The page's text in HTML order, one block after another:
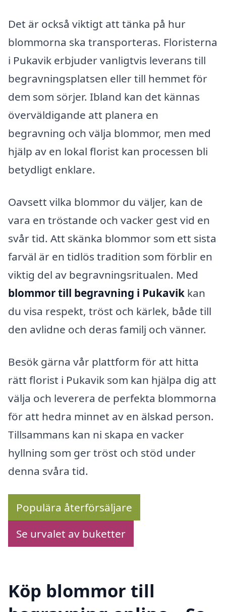
Det är också viktigt att tänka på hur
blommorna ska transporteras. Floristerna
i Pukavik erbjuder vanligtvis leverans till
begravningsplatsen eller till hemmet för
dem som sörjer. Ibland kan det kännas
överväldigande att planera en
begravning och välja blommor, men med
hjälp av en lokal florist kan processen bli
betydligt enklare.
Oavsett vilka blommor du väljer, kan de
vara en tröstande och vacker gest vid en
svår tid. Att skänka blommor som ett sista
farväl är en tidlös tradition som förblir en
viktig del av begravningsritualen. Med
blommor till begravning i Pukavik kan
du visa respekt, tröst och kärlek, både till
den avlidne och deras familj och vänner.
Besök gärna vår plattform för att hitta
rätt florist i Pukavik som kan hjälpa dig att
välja och leverera de perfekta blommorna
för att hedra minnet av en älskad person.
Tillsammans kan ni skapa en vacker
hyllning som ger tröst och stöd under
denna svåra tid.
Populära återförsäljare
Se urvalet av buketter
Köp blommor till